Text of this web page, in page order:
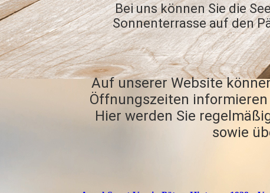
Bei uns können Sie die
Sonnenterrasse auf den
Auf unserer Website
Öffnungszeiten
Hier werden Sie
sowie